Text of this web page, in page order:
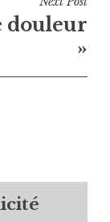
douleur
»